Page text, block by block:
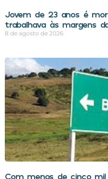
Jovem de 23 anos é
trabalhava às margens da
8 de agosto de 2026
Com menos de cinco